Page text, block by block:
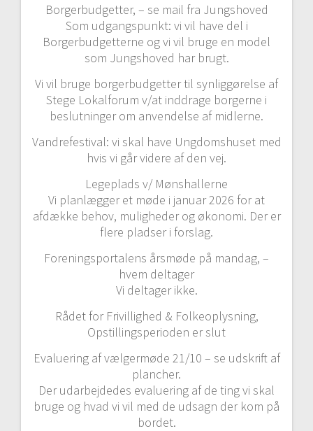
Borgerbudgetter, – se mail fra Jungshoved
Som udgangspunkt: vi vil have del i
Borgerbudgetterne og vi vil bruge en model
som Jungshoved har brugt.
Vi vil bruge borgerbudgetter til synliggørelse af
Stege Lokalforum v/at inddrage borgerne i
beslutninger om anvendelse af midlerne.
Vandrefestival: vi skal have Ungdomshuset med
hvis vi går videre af den vej.
Legeplads v/ Mønshallerne
Vi planlægger et møde i januar 2026 for at
afdække behov, muligheder og økonomi. Der er
flere pladser i forslag.
Foreningsportalens årsmøde på mandag, –
hvem deltager
Vi deltager ikke.
Rådet for Frivillighed & Folkeoplysning,
Opstillingsperioden er slut
Evaluering af vælgermøde 21/10 – se udskrift af
plancher.
Der udarbejdedes evaluering af de ting vi skal
bruge og hvad vi vil med de udsagn der kom på
bordet.